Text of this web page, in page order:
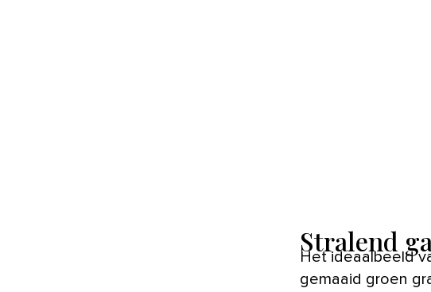
Stralend
Het ideaalbeeld van een tuin is er vaak een met een strak
gemaaid groen